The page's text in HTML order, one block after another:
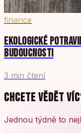
finance
EKOLOGICKÉ
BUDOUCNOSTI
3 min čtení
CHCETE VĚDĚT
Jednou týdně to